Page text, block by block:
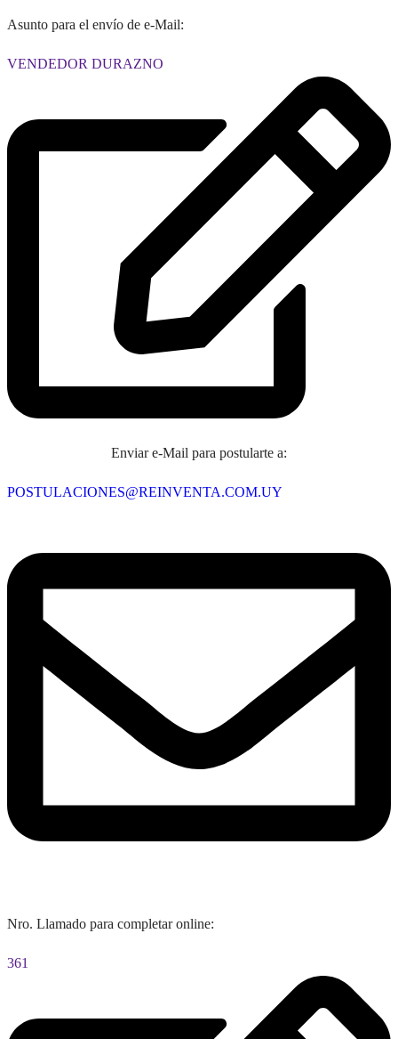
Asunto para el envío de e-Mail:
VENDEDOR DURAZNO
Enviar e-Mail para postularte a:
POSTULACIONES@REINVENTA.COM.UY
Nro. Llamado para completar online:
361